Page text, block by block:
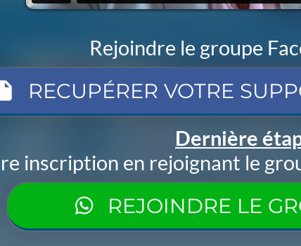
Rejoindre le groupe
RECUPÉRER VOTRE
Dernière
inscription en rejoignant le
REJOINDRE LE